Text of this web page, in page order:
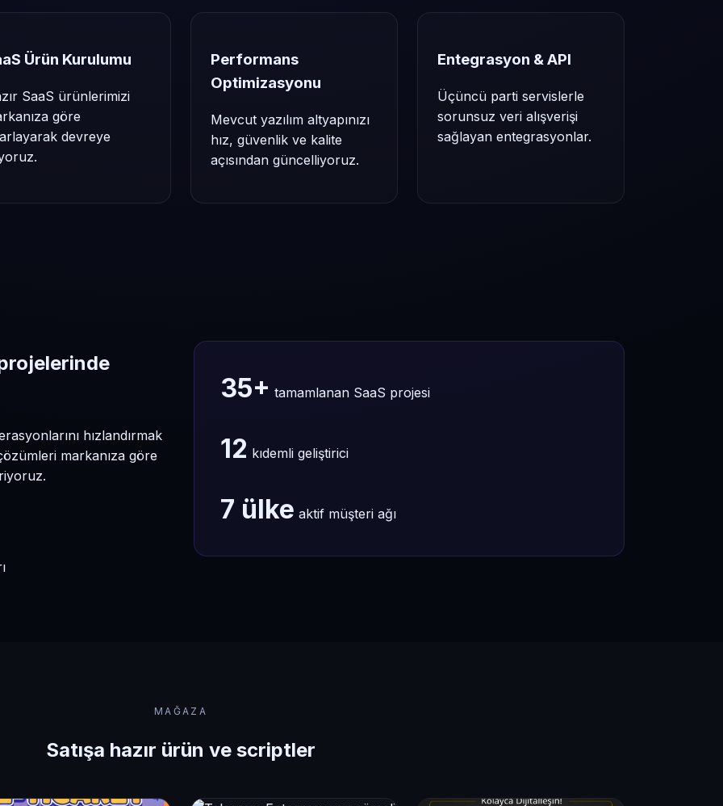
Ürün Kurulumu
SaaS ürünlerimizi
göre
devreye
Performans
Optimizasyonu
Mevcut yazılım altyapınızı
hız, güvenlik ve kalite
açısından güncelliyoruz.
Entegrasyon & API
Üçüncü parti servislerle
sorunsuz veri alışverişi
sağlayan entegrasyonlar.
hızlandırmak
markanıza göre
35+ tamamlanan SaaS projesi
12 kıdemli geliştirici
7 ülke aktif müşteri ağı
MAĞAZA
Satışa hazır ürün ve scriptler